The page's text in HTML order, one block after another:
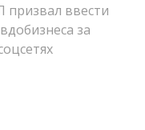
ввести
за